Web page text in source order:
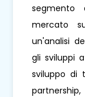
segmento
mercato
un'analisi
gli sviluppi
sviluppo di